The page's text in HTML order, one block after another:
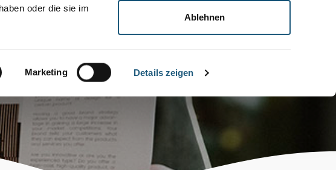
oder die sie im
Marketing Details zeigen
Ablehnen